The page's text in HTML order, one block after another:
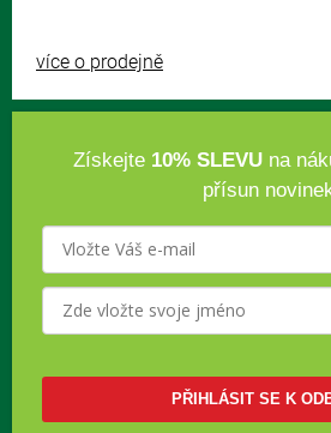
více o prodejně
Získejte 10% SLEVUna
přísun
PŘIHLÁSIT SE K